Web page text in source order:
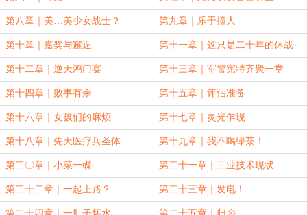
第八章｜美…美少女战士？ 第九章｜乐于撞人
第十章｜嘉奖与邂逅 第十一章｜这只是二十年的休战
第十二章｜逆天鸿门宴 第十三章｜军警宪特齐聚一堂
第十四章｜败事有余 第十五章｜评估准备
第十六章｜女孩们的麻烦 第十七章｜灵光乍现
第十八章｜先天医疗兵圣体 第十九章｜我不喝绿茶！
第二〇章｜小菜一碟 第二十一章｜工业技术现状
第二十二章｜一起上路？ 第二十三章｜发电！